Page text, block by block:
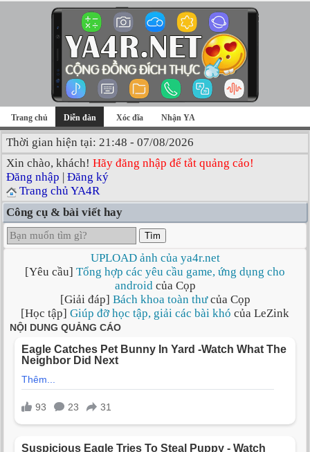
Trang chủ Diễn đàn Xóc đĩa Nhận YA
Thời gian hiện tại: 21:48 - 07/08/2026
Xin chào, khách! Hãy đăng nhập để tắt quảng cáo!
Đăng nhập | Đăng ký
Trang chủ YA4R
Công cụ & bài viết hay
Tìm
UPLOAD ảnh của ya4r.net
[Yêu cầu] Tổng hợp các yêu cầu game, ứng dụng cho
androidcủa Cọp
[Giải đáp] Bách khoa toàn thưcủa Cọp
[Học tập] Giúp đỡ học tập, giải các bài khó của LeZink